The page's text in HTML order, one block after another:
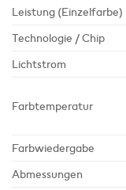
Leistung (Einzelfarbe)
Technologie / Chip
Lichtstrom
Farbtemperatur
Farbwiedergabe
Abmessungen